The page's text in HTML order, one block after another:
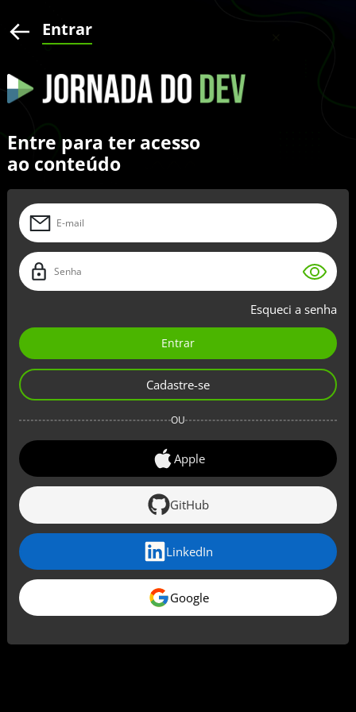
Entrar
Entre para ter acesso
ao conteúdo
Esqueci a senha
Entrar
Cadastre-se
OU
Apple
GitHub
LinkedIn
Google